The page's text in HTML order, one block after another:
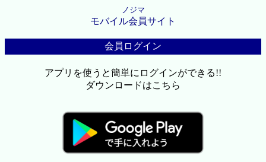
ノジマ
モバイル会員サイト
会員ログイン
アプリを使うと簡単にログインができる!!
ダウンロードはこちら